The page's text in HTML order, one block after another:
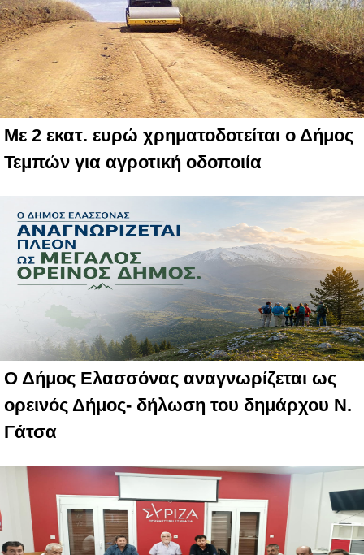
Με 2 εκατ. ευρώ χρηματοδοτείται ο Δήμος
Τεμπών για αγροτική οδοποιία
Ο Δήμος Ελασσόνας αναγνωρίζεται ως
ορεινός Δήμος- δήλωση του δημάρχου Ν.
Γάτσα